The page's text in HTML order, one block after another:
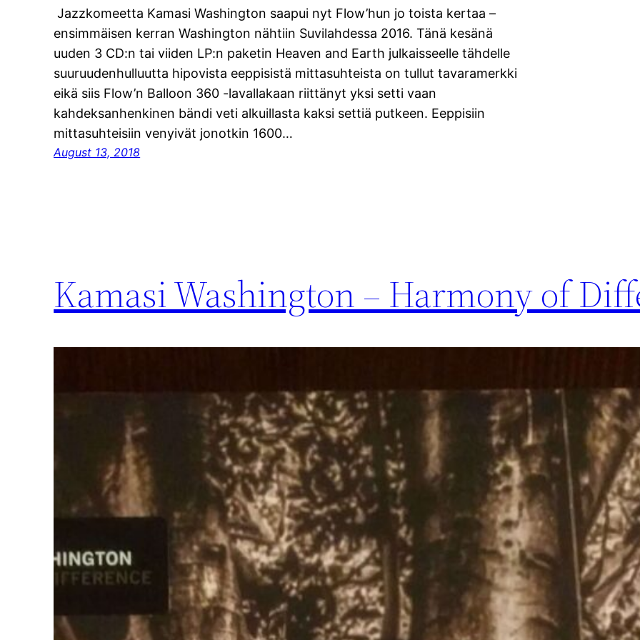
Jazzkomeetta Kamasi Washington saapui nyt Flow’hun jo toista kertaa –
ensimmäisen kerran Washington nähtiin Suvilahdessa 2016. Tänä kesänä
uuden 3 CD:n tai viiden LP:n paketin Heaven and Earth julkaisseelle tähdelle
suuruudenhulluutta hipovista eeppisistä mittasuhteista on tullut tavaramerkki
eikä siis Flow’n Balloon 360 -lavallakaan riittänyt yksi setti vaan
kahdeksanhenkinen bändi veti alkuillasta kaksi settiä putkeen. Eeppisiin
mittasuhteisiin venyivät jonotkin 1600…
August 13, 2018
Kamasi Washington – Harmony of